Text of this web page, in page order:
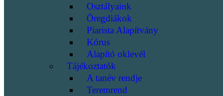
Osztályaink
Öregdiákok
Piarista Alapítvány
Kórus
Alapító oklevél
Tájékoztatók
A tanév rendje
Teremrend